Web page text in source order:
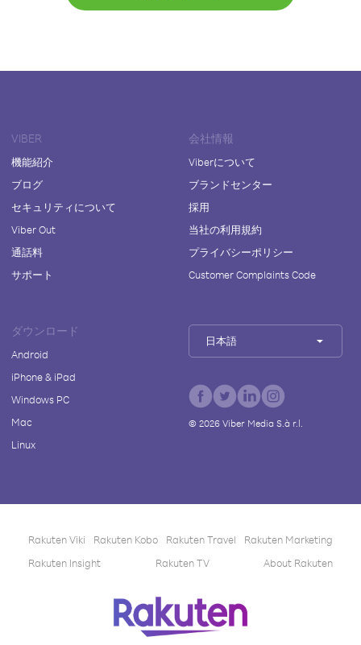
VIBER
機能紹介
ブログ
セキュリティについて
Viber Out
通話料
サポート
会社情報
Viberについて
ブランドセンター
採用
当社の利用規約
プライバシーポリシー
Customer Complaints Code
ダウンロード
Android
iPhone & iPad
Windows PC
Mac
Linux
日本語
© 2026Viber Media S.à r.l.
Rakuten Viki Rakuten Kobo Rakuten Travel
Rakuten Marketing
Rakuten Insight
Rakuten TV About Rakuten